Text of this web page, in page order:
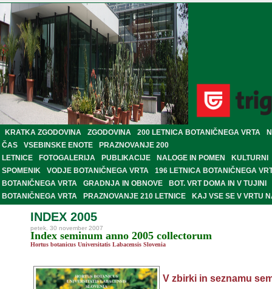
KRATKA ZGODOVINA ZGODOVINA 200 LETNICA BOTANIČNEGA VRTA
ČAS
VSEBINSKE ENOTE
PRAZNOVANJE 200
LETNICE
FOTOGALERIJA PUBLIKACIJE NALOGE IN POMEN
KULTURNI
SPOMENIK
VODJE BOTANIČNEGA VRTA
196 LETNICA BOTANIČNEGA
BOTANIČNEGA VRTA
GRADNJA IN OBNOVE
BOT. VRT DOMA IN V TUJINI
BOTANIČNEGA VRTA
PRAZNOVANJE 210 LETNICE KAJ VSE SE V VRTU
INDEX 2005
petek, 30 november 2007
Index seminum anno 2005 collectorum
Hortus botanicus Universitatis Labacensis Slovenia
V zbirki in seznamu